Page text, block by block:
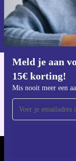
Meld je aan
15€ korting!
Mis nooit meer een
Informatie over
privacybeleid.